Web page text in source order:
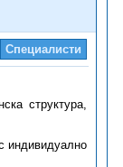
Специалисти
структура,
индивидуално